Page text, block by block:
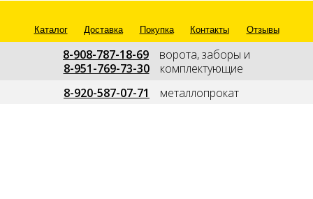
8-908-787-18-69
ворота, заборы и
8-951-769-73-30--- комплектующие
8-920-587-07-71 металлопрокат
Каталог Доставка Покупка Отзывы
Контакты